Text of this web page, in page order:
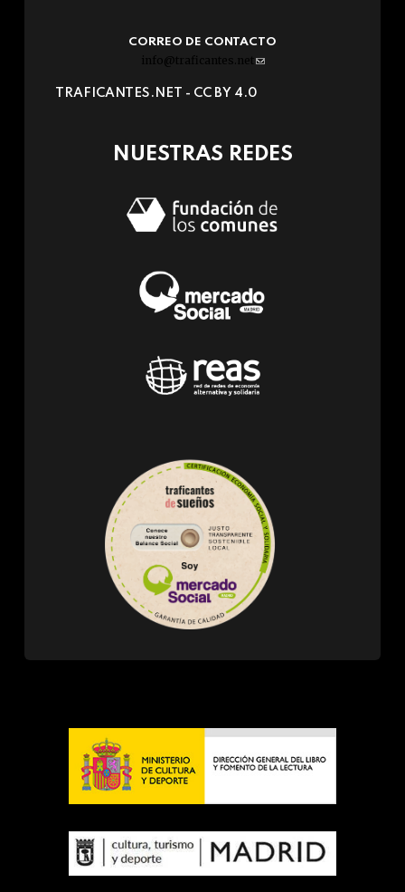
CORREO DE CONTACTO
info@traficantes.net (link
e-
TRAFICANTES.NET - CC BY 4.0
NUESTRAS REDES